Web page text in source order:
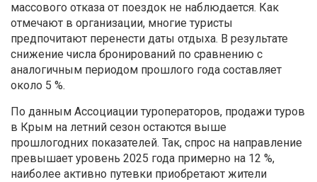
массового отказа от поездок не наблюдается. Как
отмечают в организации, многие туристы
предпочитают перенести даты отдыха. В результате
снижение числа бронирований по сравнению с
аналогичным периодом прошлого года составляет
около 5 %.
По данным Ассоциации туроператоров, продажи туров
в Крым на летний сезон остаются выше
прошлогодних показателей. Так, спрос на направление
превышает уровень 2025 года примерно на 12 %,
наиболее активно путевки приобретают жители